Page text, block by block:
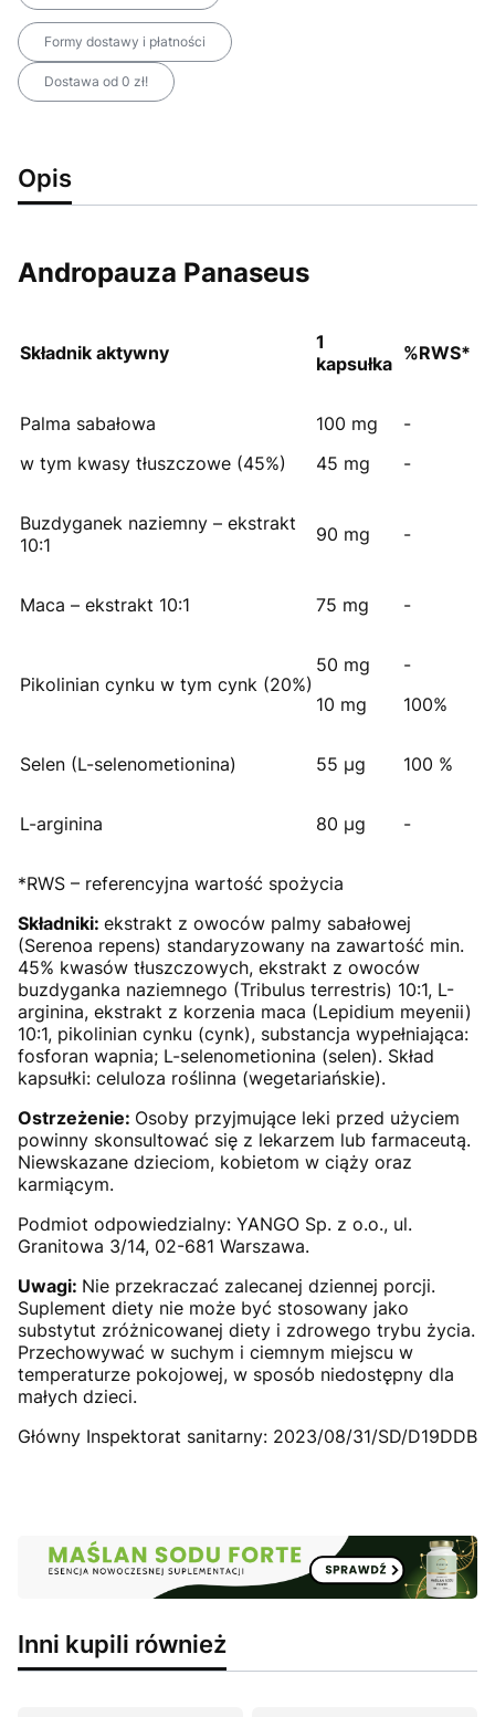
Formy dostawy i płatności
Dostawa od 0 zł!
Opis
Andropauza Panaseus
Składnik aktywny
1
kapsułka %RWS*
Palma sabałowa
w tym kwasy tłuszczowe (45%)
100 mg
45 mg
-
-
Buzdyganek naziemny – ekstrakt
10:1
90 mg -
Maca – ekstrakt 10:1 75 mg -
Pikolinian cynku w tym cynk (20%)
50 mg
10 mg
-
100%
Selen (L-selenometionina) 55 µg 100 %
L-arginina 80 µg -
*RWS – referencyjna wartość spożycia
Składniki: ekstrakt z owoców palmy sabałowej
(Serenoa repens) standaryzowany na zawartość min.
45% kwasów tłuszczowych, ekstrakt z owoców
buzdyganka naziemnego (Tribulus terrestris) 10:1, L-
arginina, ekstrakt z korzenia maca (Lepidium meyenii)
10:1, pikolinian cynku (cynk), substancja wypełniająca:
fosforan wapnia; L-selenometionina (selen). Skład
kapsułki: celuloza roślinna (wegetariańskie).
Ostrzeżenie: Osoby przyjmujące leki przed użyciem
powinny skonsultować się z lekarzem lub farmaceutą.
Niewskazane dzieciom, kobietom w ciąży oraz
karmiącym.
Podmiot odpowiedzialny: YANGO Sp. z o.o., ul.
Granitowa 3/14, 02-681 Warszawa.
Uwagi: Nie przekraczać zalecanej dziennej porcji.
Suplement diety nie może być stosowany jako
substytut zróżnicowanej diety i zdrowego trybu życia.
Przechowywać w suchym i ciemnym miejscu w
temperaturze pokojowej, w sposób niedostępny dla
małych dzieci.
Główny Inspektorat sanitarny: 2023/08/31/SD/D19DDB
Inni kupili również